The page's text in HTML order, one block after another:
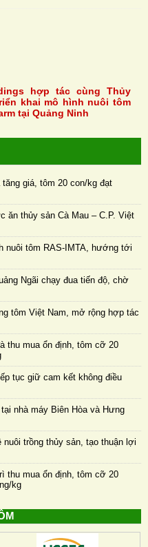
hợp tác cùng Thủy
khai mô hình nuôi tôm
tại Quảng Ninh
giá, tôm 20 con/kg đạt
ăn thủy sản Cà Mau – C.P. Việt
nuôi tôm RAS-IMTA, hướng tới
Ngãi chạy đua tiến độ, chờ
tôm Việt Nam, mở rộng hợp tác
thu mua ổn định, tôm cỡ 20
tục giữ cam kết không điều
nhà máy Biên Hòa và Hưng
trồng thủy sản, tạo thuận lợi
thu mua ổn định, tôm cỡ 20
kg